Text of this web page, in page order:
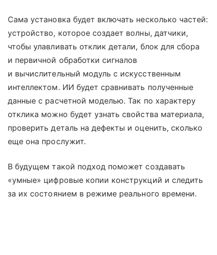
Сама установка будет включать несколько частей:
устройство, которое создает волны, датчики,
чтобы улавливать отклик детали, блок для сбора
и первичной обработки сигналов
и вычислительный модуль с искусственным
интеллектом. ИИ будет сравнивать полученные
данные с расчетной моделью. Так по характеру
отклика можно будет узнать свойства материала,
проверить деталь на дефекты и оценить, сколько
еще она прослужит.
В будущем такой подход поможет создавать
«умные» цифровые копии конструкций и следить
за их состоянием в режиме реального времени.